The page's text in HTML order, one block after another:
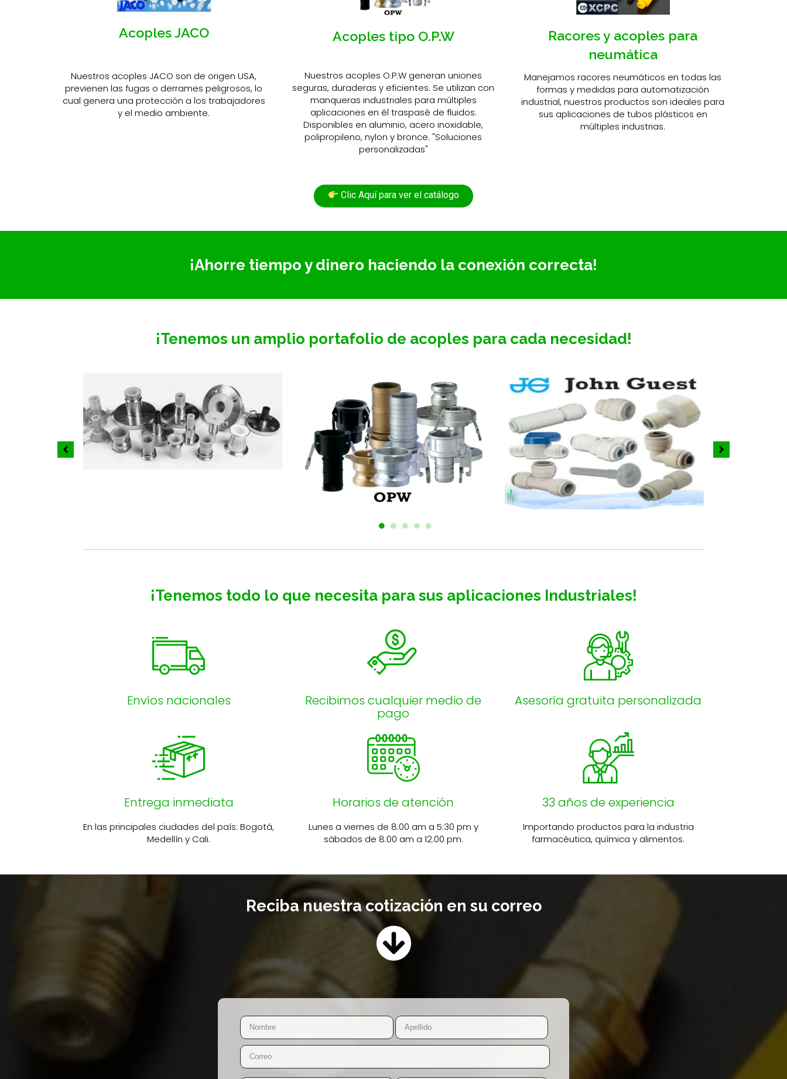
Acoples JACO
Nuestros acoples JACO son de origen USA,
previenen las fugas o derrames peligrosos, lo
cual genera una protección a los trabajadores
y el medio ambiente.
Acoples tipo O.P.W
Nuestros acoples O.P.W generan uniones
seguras, duraderas y eficientes. Se utilizan con
manqueras industriales para múltiples
aplicaciones en él traspasé de fluidos.
Disponibles en aluminio, acero inoxidable,
polipropileno, nylon y bronce. "Soluciones
personalizadas"
Racores y acoples para
neumática
Manejamos racores neumáticos en todas las
formas y medidas para automatización
industrial, nuestros productos son ideales para
sus aplicaciones de tubos plásticos en
múltiples industrias.
Clic Aquí para ver el catálogo
¡Ahorre tiempo y dinero haciendo la conexión correcta!
¡Tenemos un amplio portafolio de acoples para cada necesidad!
¡Tenemos todo lo que necesita para sus aplicaciones Industriales!
Envíos nacionales Recibimos cualquier medio de
pago
Asesoría gratuita personalizada
Entrega inmediata
En las principales ciudades del país: Bogotá,
Medellín y Cali.
Horarios de atención
Lunes a viernes de 8:00 am a 5:30 pm y
sábados de 8:00 am a 12:00 pm.
33 años de experiencia
Importando productos para la industria
farmacéutica, química y alimentos.
Reciba nuestra cotización en su correo